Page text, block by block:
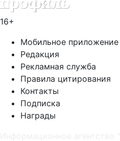
16+
Мобильное приложение
Редакция
Рекламная служба
Правила цитирования
Контакты
Подписка
Награды